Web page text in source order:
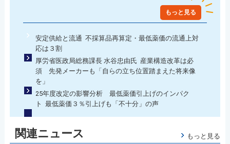
もっと見る
安定供給と流通 不採算品再算定・最低薬価の流通上対
応は３割
厚労省医政局総務課長 水谷忠由氏 産業構造改革は必
須 先発メーカーも「自らの立ち位置踏まえた将来像
を」
25年度改定の影響分析 最低薬価引上げのインパク
ト 最低薬価３％引上げも「不十分」の声
関連ニュース もっと見る